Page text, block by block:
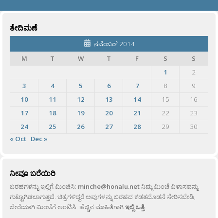
ತೇದಿಮಣೆ
ನವೆಂಬರ್ 2014
M
T W T F S
S
1
2
3
4 5 6 7 8
9
10
11 12 13 14 15
16
17
18 19 20 21 22
23
24
25 26 27 28 29
30
« Oct Dec »
ನೀವೂ ಬರೆಯಿರಿ
ಬರಹಗಳನ್ನು ಇಲ್ಲಿಗೆ ಮಿಂಚಿಸಿ: minche@honalu.netನಿಮ್ಮ ಮಿಂಚೆ ವಿಳಾಸವನ್ನು
ಗುಟ್ಟಾಗಿಡಲಾಗುತ್ತದೆ. ಚಿತ್ರಗಳಿದ್ದರೆ ಅವುಗಳನ್ನು ಬರಹದ ಕಡತದೊಡನೆ ಸೇರಿಸಬೇಡಿ,
ಬೇರೆಯಾಗಿ ಮಿಂಚೆಗೆ ಅಂಟಿಸಿ. ಹೆಚ್ಚಿನ ಮಾಹಿತಿಗಾಗಿಇಲ್ಲಿ ಒತ್ತಿ.